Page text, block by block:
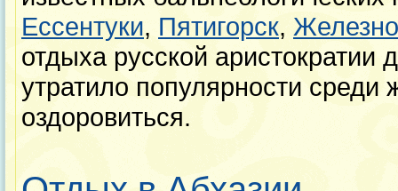
Ессентуки, Пятигорск,
отдыха русской аристократии
утратило популярности
оздоровиться.